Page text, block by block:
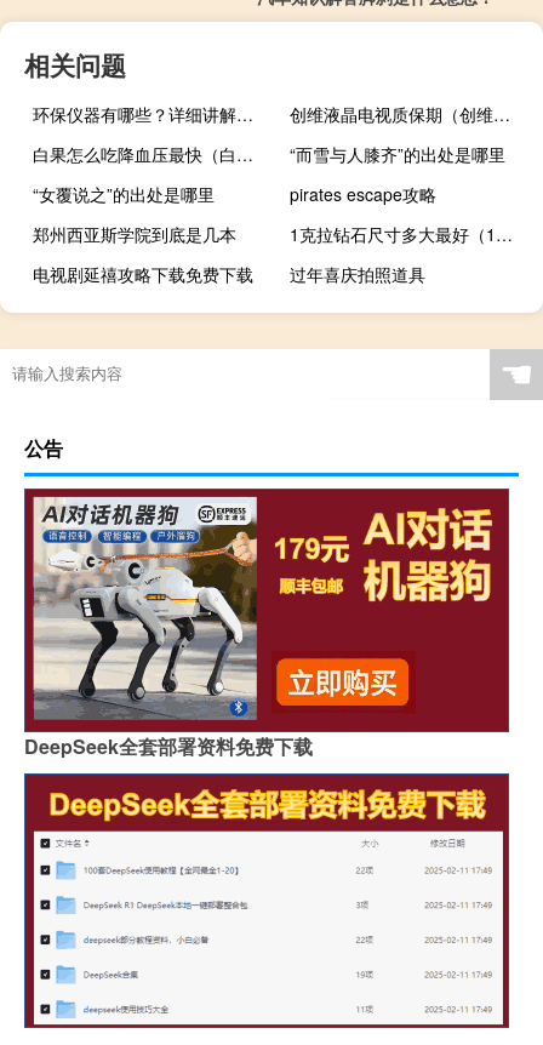
相关问题
环保仪器有哪些？详细讲解各类环保仪器的使用方法
创维液晶电视质保期（创维液晶电视质量好吗）
白果怎么吃降血压最快（白果怎么吃降压）
“而雪与人膝齐”的出处是哪里
“女覆说之”的出处是哪里
pirates escape攻略
郑州西亚斯学院到底是几本
1克拉钻石尺寸多大最好（1克拉钻石直径多大）
电视剧延禧攻略下载免费下载
过年喜庆拍照道具
“有情未忘宁免愁”的出处是哪里
☚
公告
DeepSeek全套部署资料免费下载